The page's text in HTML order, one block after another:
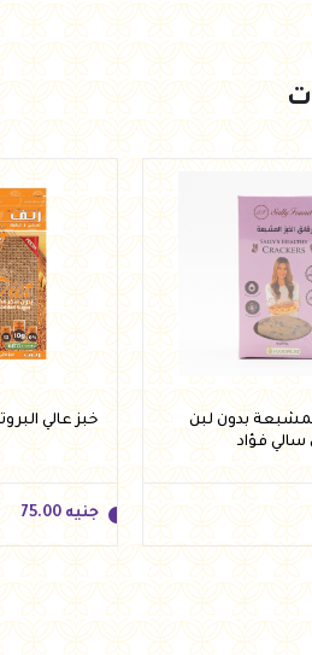
جنيه 63.00
بدون لبن
خبز عالي البروتين 6 قطع
جنيه 75.00